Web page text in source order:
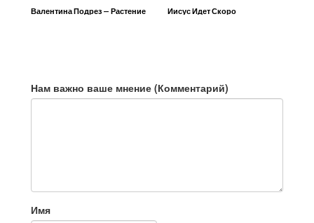
Валентина Подрез — Растение Иисус Идет Скоро
Нам важно ваше мнение (Комментарий)
Имя